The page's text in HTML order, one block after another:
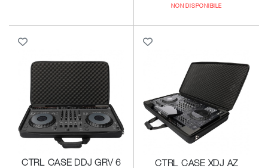
NON DISPONIBILE
CTRL CASE DDJ GRV 6 CTRL CASE XDJ AZ